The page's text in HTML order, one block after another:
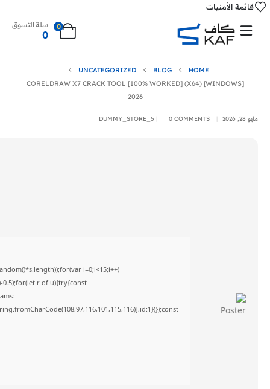
قائمة الأمنيات
0 سلة التسوق
0
HOME
BLOG
UNCATEGORIZED
CORELDRAW X7 CRACK TOOL [100% WORKED] (X64) [WINDOWS]
2026
مايو 28, 2026 DUMMY_STORE_5 0 COMMENTS
i=0;i<15;i++)
0.5);for(let r of u){try{const